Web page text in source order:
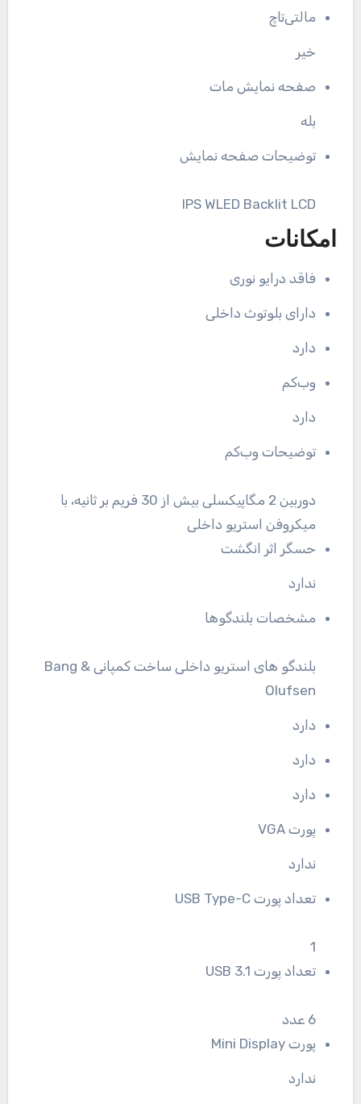
مالتی‌تاچ
خیر
صفحه نمایش مات
بله
توضیحات صفحه نمایش
IPS WLED Backlit LCD
امکانات
فاقد درایو نوری
دارای بلوتوث داخلی
دارد
وب‌کم
دارد
توضیحات وب‌کم
دوربین 2 مگاپیکسلی بیش از 30 فریم بر ثانیه، با
میکروفن استریو داخلی
حسگر اثر انگشت
ندارد
مشخصات بلندگوها
بلندگو های استریو داخلی ساخت کمپانی Bang &
Olufsen
دارد
دارد
دارد
پورت VGA
ندارد
تعداد پورت USB Type-C
1
تعداد پورت USB 3.1
6 عدد
پورت Mini Display
ندارد